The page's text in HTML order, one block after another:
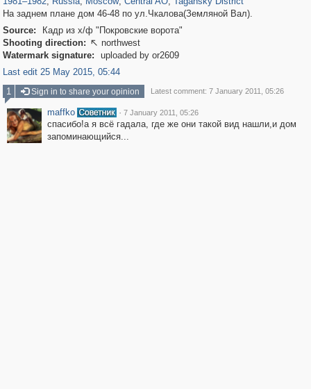
На заднем плане дом 46-48 по ул.Чкалова(Земляной Вал).
Source:
Кадр из х/ф "Покровские ворота"
Shooting direction:  northwest
Watermark signature:
uploaded by or2609
Last edit 25 May 2015, 05:44
1
Sign in to share your opinion Latest comment: 7 January 2011, 05:26
maffko · 7 January 2011, 05:26
спасибо!а я всё гадала, где же они такой вид нашли,и дом
запоминающийся...